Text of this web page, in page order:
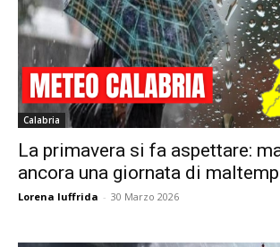
Calabria
La primavera si fa aspettare:
ancora una giornata di
Lorena Iuffrida - 30 Marzo 2026